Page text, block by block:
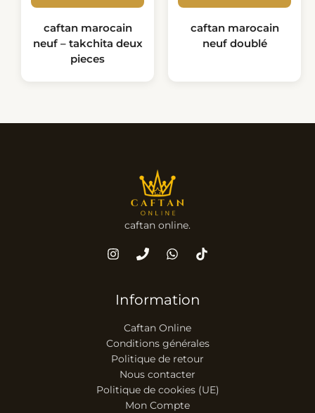
caftan marocain
neuf – takchita deux
pieces
caftan marocain
neuf doublé
caftan online.
Information
Caftan Online
Conditions générales
Politique de retour
Nous contacter
Politique de cookies (UE)
Mon Compte